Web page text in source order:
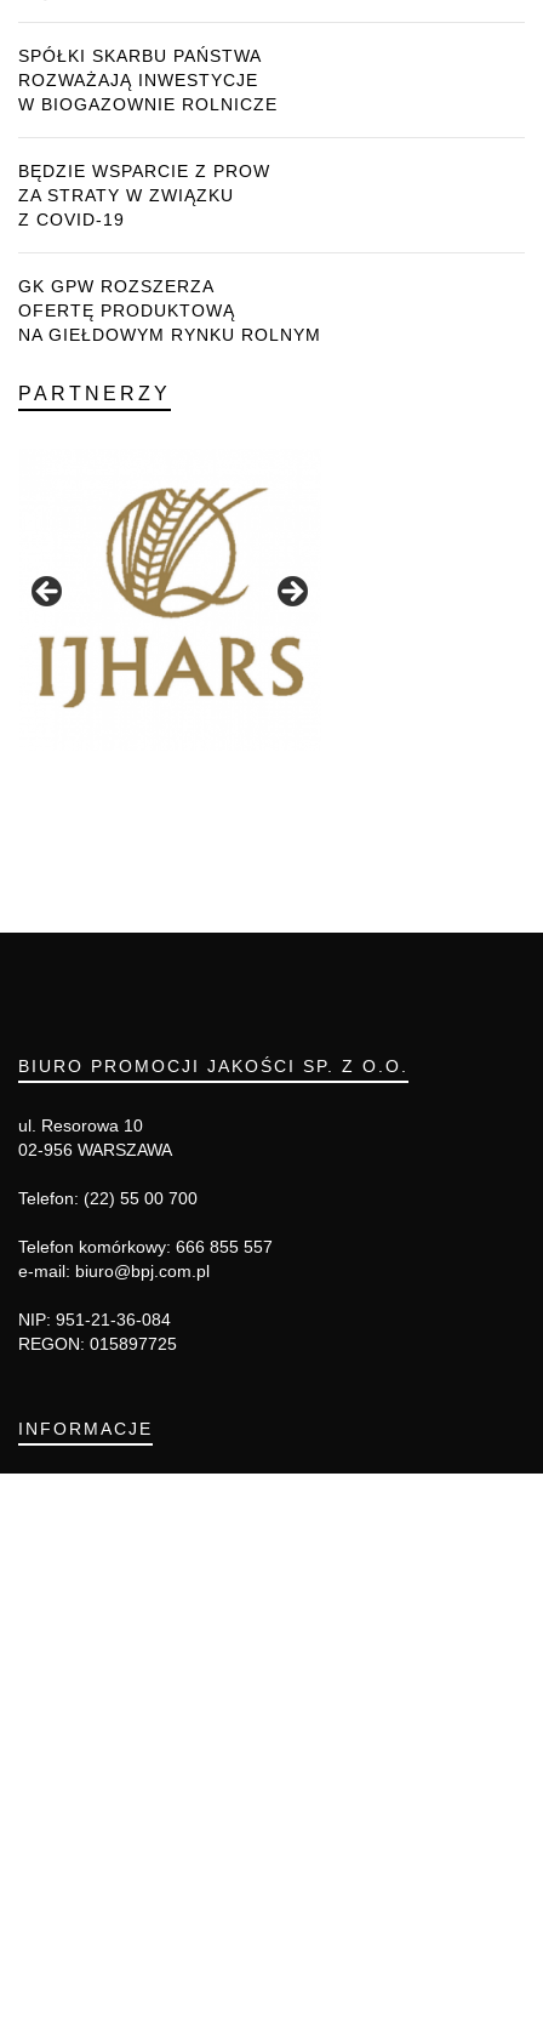
SPÓŁKI SKARBU PAŃSTWA
ROZWAŻAJĄ INWESTYCJE
W BIOGAZOWNIE ROLNICZE
BĘDZIE WSPARCIE Z PROW
ZA STRATY W ZWIĄZKU
Z COVID-19
GK GPW ROZSZERZA
OFERTĘ PRODUKTOWĄ
NA GIEŁDOWYM RYNKU ROLNYM
PARTNERZY
BIURO PROMOCJI JAKOŚCI SP. Z O.O.
ul. Resorowa 10
02-956 WARSZAWA
Telefon: (22) 55 00 700
Telefon komórkowy: 666 855 557
e-mail: biuro@bpj.com.pl
NIP: 951-21-36-084
REGON: 015897725
INFORMACJE